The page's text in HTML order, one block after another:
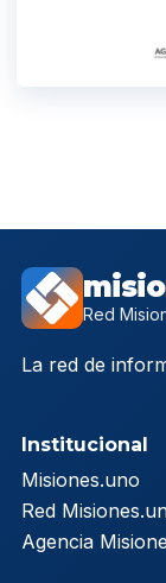
Red
La red de
Institucional
Misiones.uno
Red
Agencia